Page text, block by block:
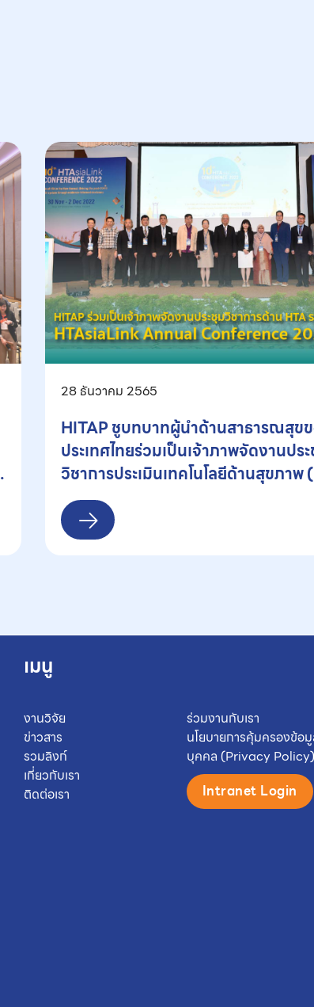
28 ธันวาคม 2565
HITAP ชูบทบาทผู้นำด้านสาธารณสุข
ประเทศไทยร่วมเป็นเจ้าภาพจัดงานปร
วิชาการประเมินเทคโนโลยีด้านสุขภาพ
ระดับภูมิภาค
เมนู
งานวิจัย
ข่าวสาร
รวมลิงก์
เกี่ยวกับเรา
ติดต่อเรา
ร่วมงานกับเรา
นโยบายการคุ้มครองข้อ
บุคคล (Privacy Policy)
Intranet Login